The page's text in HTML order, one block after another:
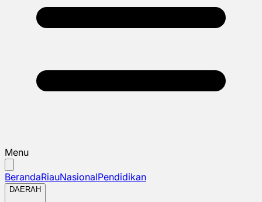
Menu
BerandaRiauNasionalPendidikan
DAERAH